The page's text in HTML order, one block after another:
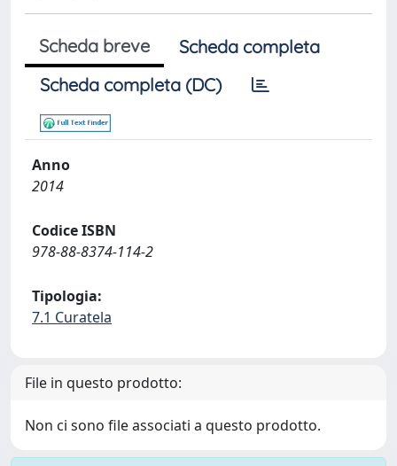
Scheda breve
Scheda completa
Scheda completa (DC)
Anno
2014
Codice ISBN
978-88-8374-114-2
Tipologia:
7.1 Curatela
File in questo prodotto:
Non ci sono file associati a questo prodotto.